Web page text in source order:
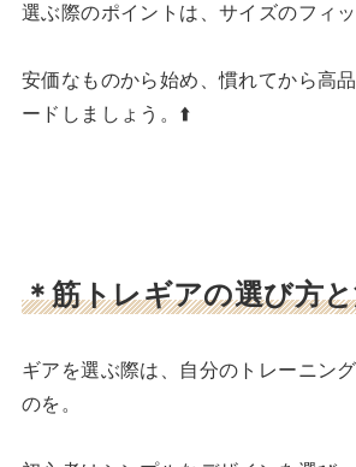
選ぶ際のポイントは、サイズのフィッ
安価なものから始め、慣れてから高
ードしましょう。⬆️
＊筋トレギアの選び方
ギアを選ぶ際は、自分のトレーニン
のを。